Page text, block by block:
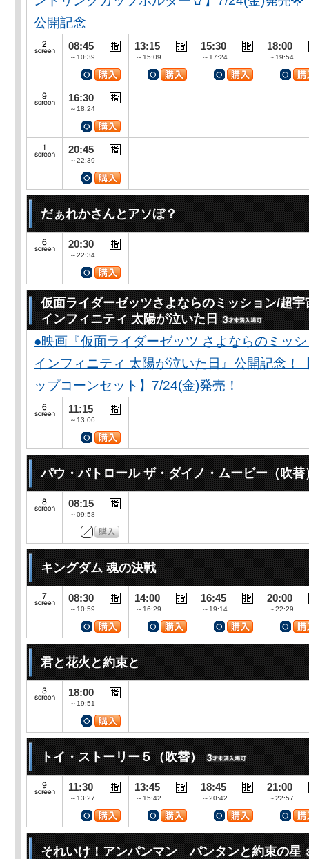
公開記念
08:45
～10:39
13:15
～15:09
15:30
～17:24
18:00
～19:54
16:30
～18:24
20:45
～22:39
だぁれかさんとアソぼ？
20:30
～22:34
仮面ライダーゼッツさよならのミッション/超
インフィニティ 太陽が泣いた日
●映画『仮面ライダーゼッツ さよならのミッ
インフィニティ 太陽が泣いた日』公開記念！
ップコーンセット】7/24(金)発売！
11:15
～13:06
パウ・パトロール ザ・ダイノ・ムービー（吹替
08:15
～09:58
キングダム 魂の決戦
08:30
～10:59
14:00
～16:29
16:45
～19:14
20:00
～22:29
君と花火と約束と
18:00
～19:51
トイ・ストーリー５（吹替）
11:30
～13:27
13:45
～15:42
18:45
～20:42
21:00
～22:57
それいけ！アンパンマン パンタンと約束の星